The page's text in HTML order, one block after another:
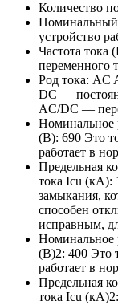
Количество
устройство
Частота тока
переменного
Род тока: AC
DC —
AC/DC —
Номинальное
(В): 690 Это
работает в
Предельная
тока Icu (кА):
замыкания,
способен
исправным,
Номинальное
(В)2: 400 Это
работает в
Предельная
тока Icu (кА)2: